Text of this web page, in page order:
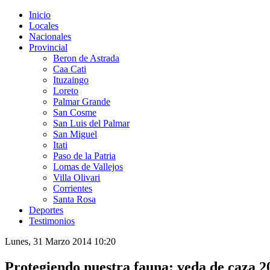
Inicio
Locales
Nacionales
Provincial
Beron de Astrada
Caa Cati
Ituzaingo
Loreto
Palmar Grande
San Cosme
San Luis del Palmar
San Miguel
Itati
Paso de la Patria
Lomas de Vallejos
Villa Olivari
Corrientes
Santa Rosa
Deportes
Testimonios
Lunes, 31 Marzo 2014 10:20